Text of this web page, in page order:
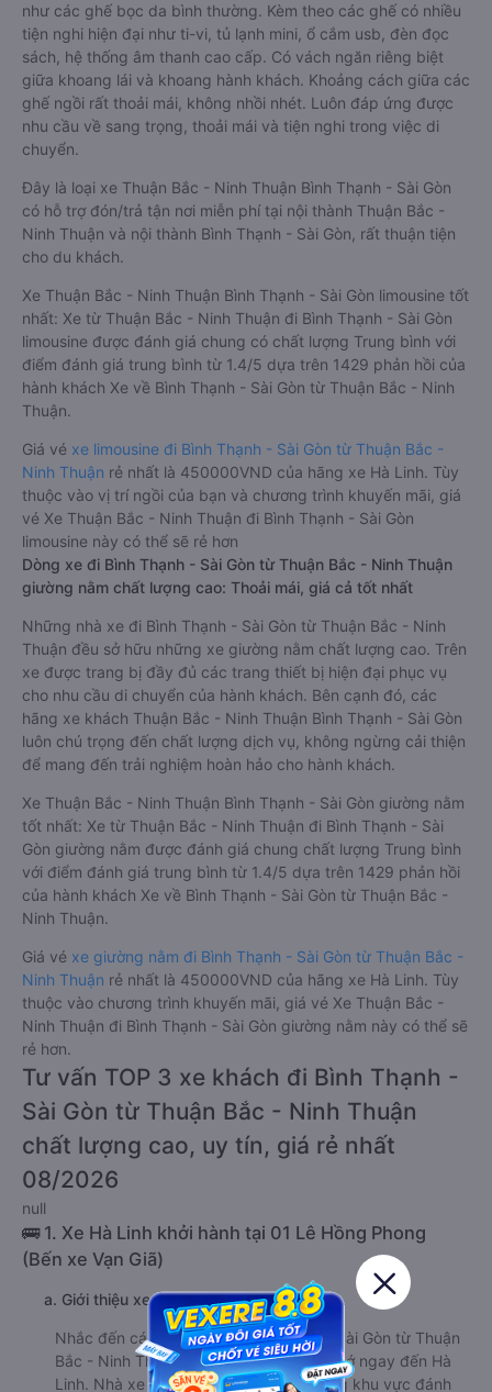
như các ghế bọc da bình thường. Kèm theo các ghế có nhiều
tiện nghi hiện đại như ti-vi, tủ lạnh mini, ổ cắm usb, đèn đọc
sách, hệ thống âm thanh cao cấp. Có vách ngăn riêng biệt
giữa khoang lái và khoang hành khách. Khoảng cách giữa các
ghế ngồi rất thoải mái, không nhồi nhét. Luôn đáp ứng được
nhu cầu về sang trọng, thoải mái và tiện nghi trong việc di
chuyển.
Đây là loại xe Thuận Bắc - Ninh Thuận Bình Thạnh - Sài Gòn
có hỗ trợ đón/trả tận nơi miễn phí tại nội thành Thuận Bắc -
Ninh Thuận và nội thành Bình Thạnh - Sài Gòn, rất thuận tiện
cho du khách.
Xe Thuận Bắc - Ninh Thuận Bình Thạnh - Sài Gòn limousine tốt
nhất: Xe từ Thuận Bắc - Ninh Thuận đi Bình Thạnh - Sài Gòn
limousine được đánh giá chung có chất lượng Trung bình với
điểm đánh giá trung bình từ 1.4/5 dựa trên 1429 phản hồi của
hành khách Xe về Bình Thạnh - Sài Gòn từ Thuận Bắc - Ninh
Thuận.
Giá vé xe limousine đi Bình Thạnh - Sài Gòn từ Thuận Bắc -
Ninh Thuận rẻ nhất là 450000VND của hãng xe Hà Linh. Tùy
thuộc vào vị trí ngồi của bạn và chương trình khuyến mãi, giá
vé Xe Thuận Bắc - Ninh Thuận đi Bình Thạnh - Sài Gòn
limousine này có thể sẽ rẻ hơn
Dòng xe đi Bình Thạnh - Sài Gòn từ Thuận Bắc - Ninh Thuận
giường nằm chất lượng cao: Thoải mái, giá cả tốt nhất
Những nhà xe đi Bình Thạnh - Sài Gòn từ Thuận Bắc - Ninh
Thuận đều sở hữu những xe giường nằm chất lượng cao. Trên
xe được trang bị đầy đủ các trang thiết bị hiện đại phục vụ
cho nhu cầu di chuyển của hành khách. Bên cạnh đó, các
hãng xe khách Thuận Bắc - Ninh Thuận Bình Thạnh - Sài Gòn
luôn chú trọng đến chất lượng dịch vụ, không ngừng cải thiện
để mang đến trải nghiệm hoàn hảo cho hành khách.
Xe Thuận Bắc - Ninh Thuận Bình Thạnh - Sài Gòn giường nằm
tốt nhất: Xe từ Thuận Bắc - Ninh Thuận đi Bình Thạnh - Sài
Gòn giường nằm được đánh giá chung chất lượng Trung bình
với điểm đánh giá trung bình từ 1.4/5 dựa trên 1429 phản hồi
của hành khách Xe về Bình Thạnh - Sài Gòn từ Thuận Bắc -
Ninh Thuận.
Giá vé xe giường nằm đi Bình Thạnh - Sài Gòn từ Thuận Bắc -
Ninh Thuận rẻ nhất là 450000VND của hãng xe Hà Linh. Tùy
thuộc vào chương trình khuyến mãi, giá vé Xe Thuận Bắc -
Ninh Thuận đi Bình Thạnh - Sài Gòn giường nằm này có thể sẽ
rẻ hơn.
Tư vấn TOP 3 xe khách đi Bình Thạnh -
Sài Gòn từ Thuận Bắc - Ninh Thuận
chất lượng cao, uy tín, giá rẻ nhất
08/2026
null
🚌 1. Xe Hà Linh khởi hành tại 01 Lê Hồng Phong
(Bến xe Vạn Giã)
a. Giới thiệu xe Hà Linh
Nhắc đến các hãng xe đi Bình Thạnh - Sài Gòn từ Thuận
Bắc - Ninh Thuận , nhiều du khách sẽ nhớ ngay đến Hà
Linh. Nhà xe này được hành khách trong khu vực đánh